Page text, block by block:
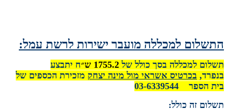
התשלום למכללה מועבר ישירות לרשת עמל:
תשלום למכללה בסך כולל של 1755.2 ש״ח יתבצע
בנפרד, בכרטיס אשראי מול מינה יצחק מזכירת הכספים של
בית הספר 03-6339544
תשלום זה כולל: